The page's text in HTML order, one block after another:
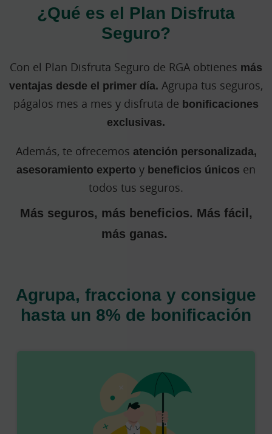
¿Qué es el Plan Disfruta
Seguro?
Con el Plan Disfruta Seguro de RGA obtienes más
ventajas desde el primer día. Agrupa tus seguros,
págalos mes a mes y disfruta de bonificaciones
exclusivas.
Además, te ofrecemos atención personalizada,
asesoramiento experto y beneficios únicos en
todos tus seguros.
Más seguros, más beneficios. Más fácil,
más ganas.
Agrupa, fracciona y consigue
hasta un 8% de bonificación